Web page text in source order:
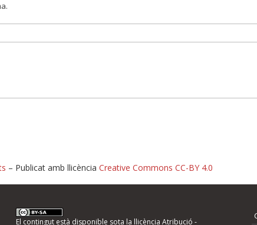
d'errors
– Publicat amb llicència Creative Commons CC-BY 4.0
El contingut està disponible sota la llicència Atribució -